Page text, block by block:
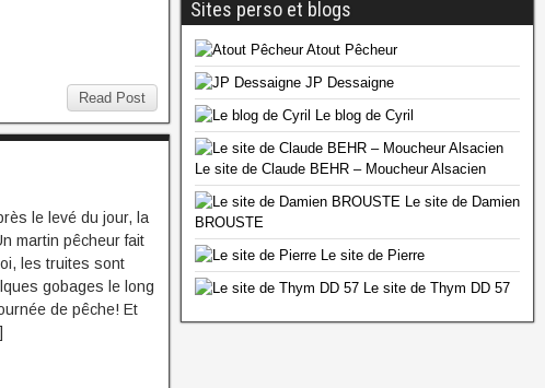
Read Post
le levé du jour, la
martin pêcheur fait
les truites sont
gobages le long
de pêche! Et
Sites perso et blogs
Atout Pêcheur
JP Dessaigne
Le blog de Cyril
Le site de Claude BEHR – Moucheur Alsacien
Le site de Damien
BROUSTE
Le site de Pierre
Le site de Thym DD 57